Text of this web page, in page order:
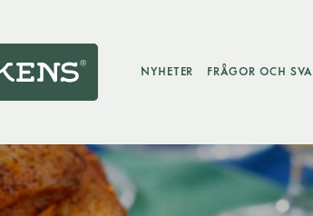
NYHETER FRÅGOR OCH